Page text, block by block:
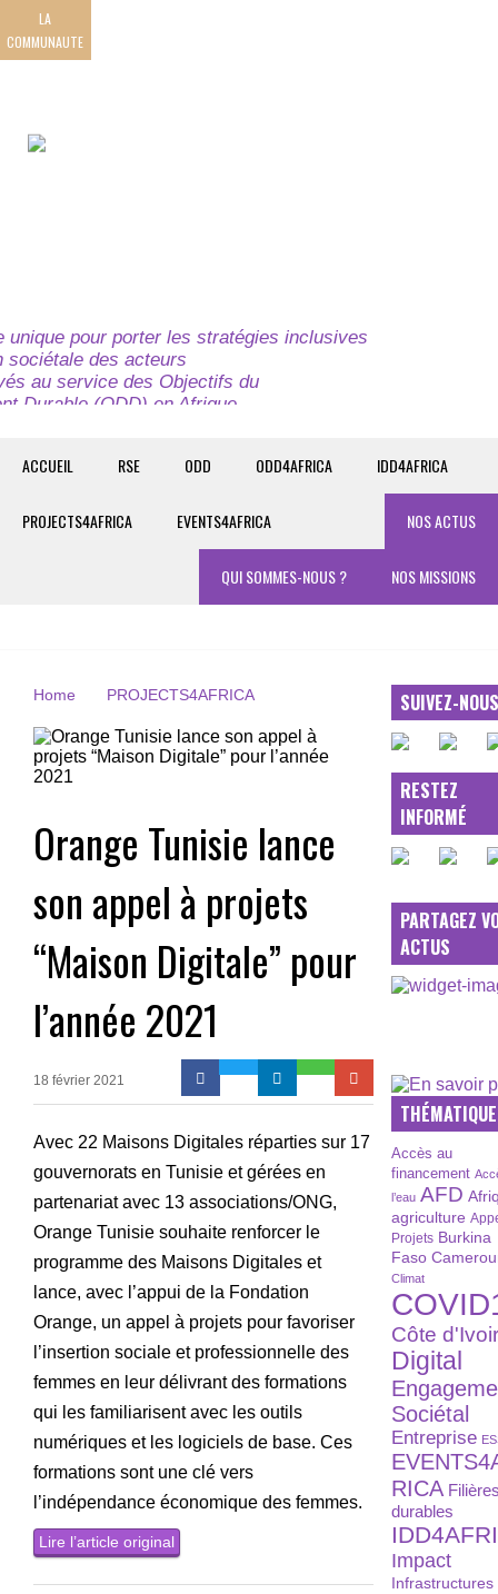
LA
COMMUNAUTE
unique pour porter les stratégies inclusives
sociétale des acteurs
au service des Objectifs du
Durable (ODD) en Afrique.
ACCUEIL RSE ODD ODD4AFRICA IDD4AFRICA
PROJECTS4AFRICA EVENTS4AFRICA NOS ACTUS
NOS MISSIONS
QUI SOMMES-NOUS ?
Home PROJECTS4AFRICA
Orange Tunisie lance
son appel à projets
“Maison Digitale” pour
l’année 2021
18 février 2021
Avec 22 Maisons Digitales réparties sur 17
gouvernorats en Tunisie et gérées en
partenariat avec 13 associations/ONG,
Orange Tunisie souhaite renforcer le
programme des Maisons Digitales et
lance, avec l’appui de la Fondation
Orange, un appel à projets pour favoriser
l’insertion sociale et professionnelle des
femmes en leur délivrant des formations
qui les familiarisent avec les outils
numériques et les logiciels de base. Ces
formations sont une clé vers
l’indépendance économique des femmes.
Lire l’article original
SUIVEZ-
RESTEZ
INFORMÉ
PARTAGEZ
ACTUS
Accès au
financement
l’eau AFD
agriculture
Projets Burkina
Faso
Climat
Côte
Digital
Sociétal
Entreprise
RICA
durables
Impact
Infrastructures